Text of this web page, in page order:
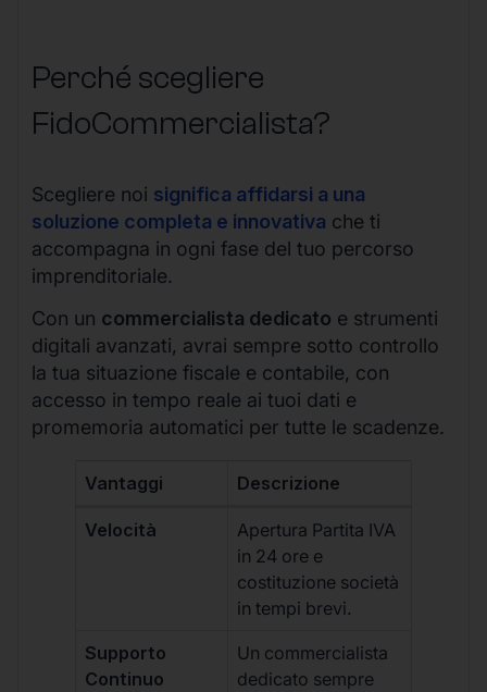
Perché scegliere
FidoCommercialista?
Scegliere noi significa affidarsi a una
soluzione completa e innovativa che ti
accompagna in ogni fase del tuo percorso
imprenditoriale.
Con un commercialista dedicato e strumenti
digitali avanzati, avrai sempre sotto controllo
la tua situazione fiscale e contabile, con
accesso in tempo reale ai tuoi dati e
promemoria automatici per tutte le scadenze.
Vantaggi Descrizione
Velocità
Apertura Partita IVA
in 24 ore e
costituzione società
in tempi brevi.
Supporto
Continuo
Un commercialista
dedicato sempre